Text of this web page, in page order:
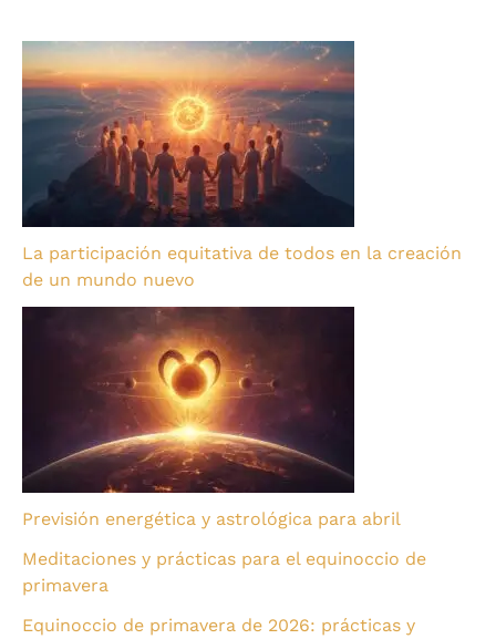
La participación equitativa de todos en la creación
de un mundo nuevo
Previsión energética y astrológica para abril
Meditaciones y prácticas para el equinoccio de
primavera
Equinoccio de primavera de 2026: prácticas y